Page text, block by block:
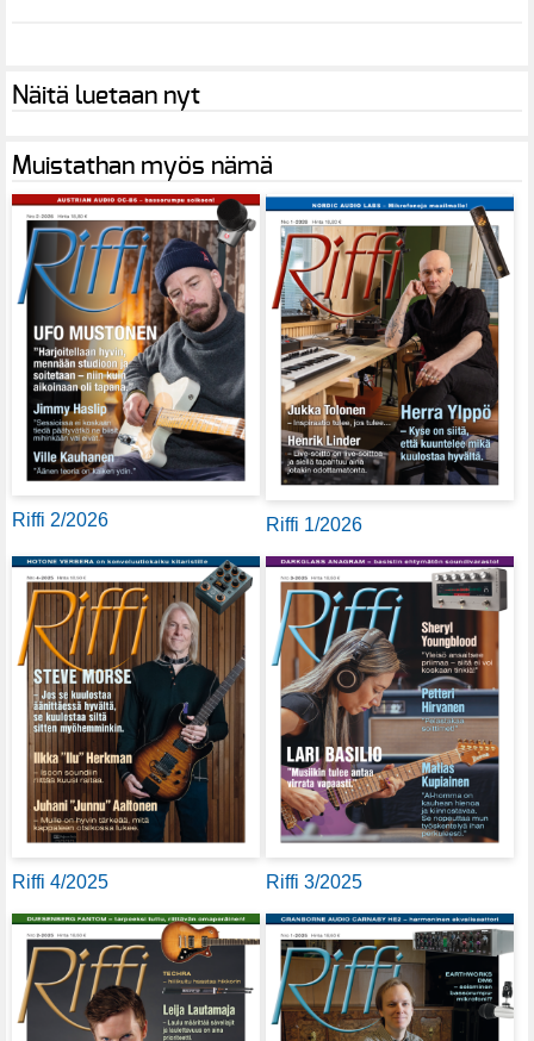
Näitä luetaan nyt
Muistathan myös nämä
Riffi 2/2026 Riffi 1/2026
Riffi 4/2025 Riffi 3/2025